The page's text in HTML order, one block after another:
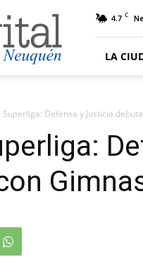
4.7 C
LA
Superliga: Defensa y Justicia